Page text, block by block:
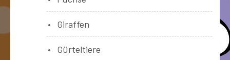
Giraffen
Gürteltiere